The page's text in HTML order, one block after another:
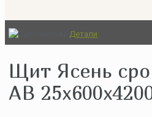
Щит Ясень
АВ
Детали